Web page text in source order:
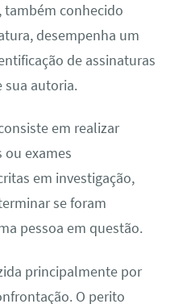
também conhecido
desempenha um
de assinaturas
sua autoria.
em realizar
ou exames
em investigação,
se foram
pessoa em questão.
principalmente por
O perito